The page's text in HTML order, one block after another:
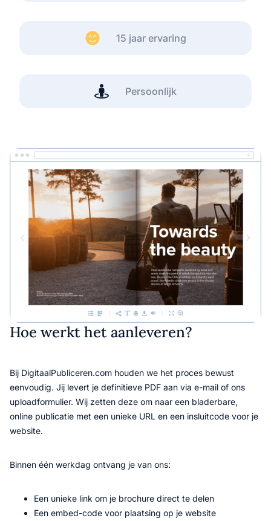
15 jaar ervaring
Persoonlijk
Hoe werkt het aanleveren?
Bij DigitaalPubliceren.com houden we het proces bewust
eenvoudig. Jij levert je definitieve PDF aan via e-mail of ons
uploadformulier. Wij zetten deze om naar een bladerbare,
online publicatie met een unieke URL en een insluitcode voor je
website.
Binnen één werkdag ontvang je van ons:
Een unieke link om je brochure direct te delen
Een embed-code voor plaatsing op je website